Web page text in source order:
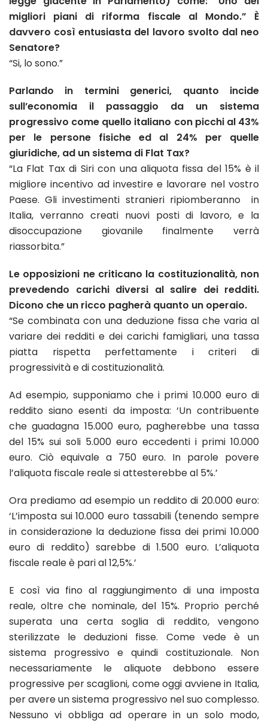
migliori piani di riforma fiscale al Mondo.” È
davvero così entusiasta del lavoro svolto dal neo
Senatore?
“Si, lo sono.”
Parlando in termini generici, quanto incide
sull’economia il passaggio da un sistema
progressivo come quello italiano con picchi al 43%
per le persone fisiche ed al 24% per quelle
giuridiche, ad un sistema di Flat Tax?
“La Flat Tax di Siri con una aliquota fissa del 15% è il
migliore incentivo ad investire e lavorare nel vostro
Paese. Gli investimenti stranieri ripiomberanno in
Italia, verranno creati nuovi posti di lavoro, e la
disoccupazione giovanile finalmente verrà
riassorbita.”
Le opposizioni ne criticano la costituzionalità, non
prevedendo carichi diversi al salire dei redditi.
Dicono che un ricco pagherà quanto un operaio.
“Se combinata con una deduzione fissa che varia al
variare dei redditi e dei carichi famigliari, una tassa
piatta rispetta perfettamente i criteri di
progressività e di costituzionalità.
Ad esempio, supponiamo che i primi 10.000 euro di
reddito siano esenti da imposta: ‘Un contribuente
che guadagna 15.000 euro, pagherebbe una tassa
del 15% sui soli 5.000 euro eccedenti i primi 10.000
euro. Ciò equivale a 750 euro. In parole povere
l’aliquota fiscale reale si attesterebbe al 5%.’
Ora prediamo ad esempio un reddito di 20.000 euro:
‘L’imposta sui 10.000 euro tassabili (tenendo sempre
in considerazione la deduzione fissa dei primi 10.000
euro di reddito) sarebbe di 1.500 euro. L’aliquota
fiscale reale è pari al 12,5%.’
E così via fino al raggiungimento di una imposta
reale, oltre che nominale, del 15%. Proprio perché
superata una certa soglia di reddito, vengono
sterilizzate le deduzioni fisse. Come vede è un
sistema progressivo e quindi costituzionale. Non
necessariamente le aliquote debbono essere
progressive per scaglioni, come oggi avviene in Italia,
per avere un sistema progressivo nel suo complesso.
Nessuno vi obbliga ad operare in un solo modo,